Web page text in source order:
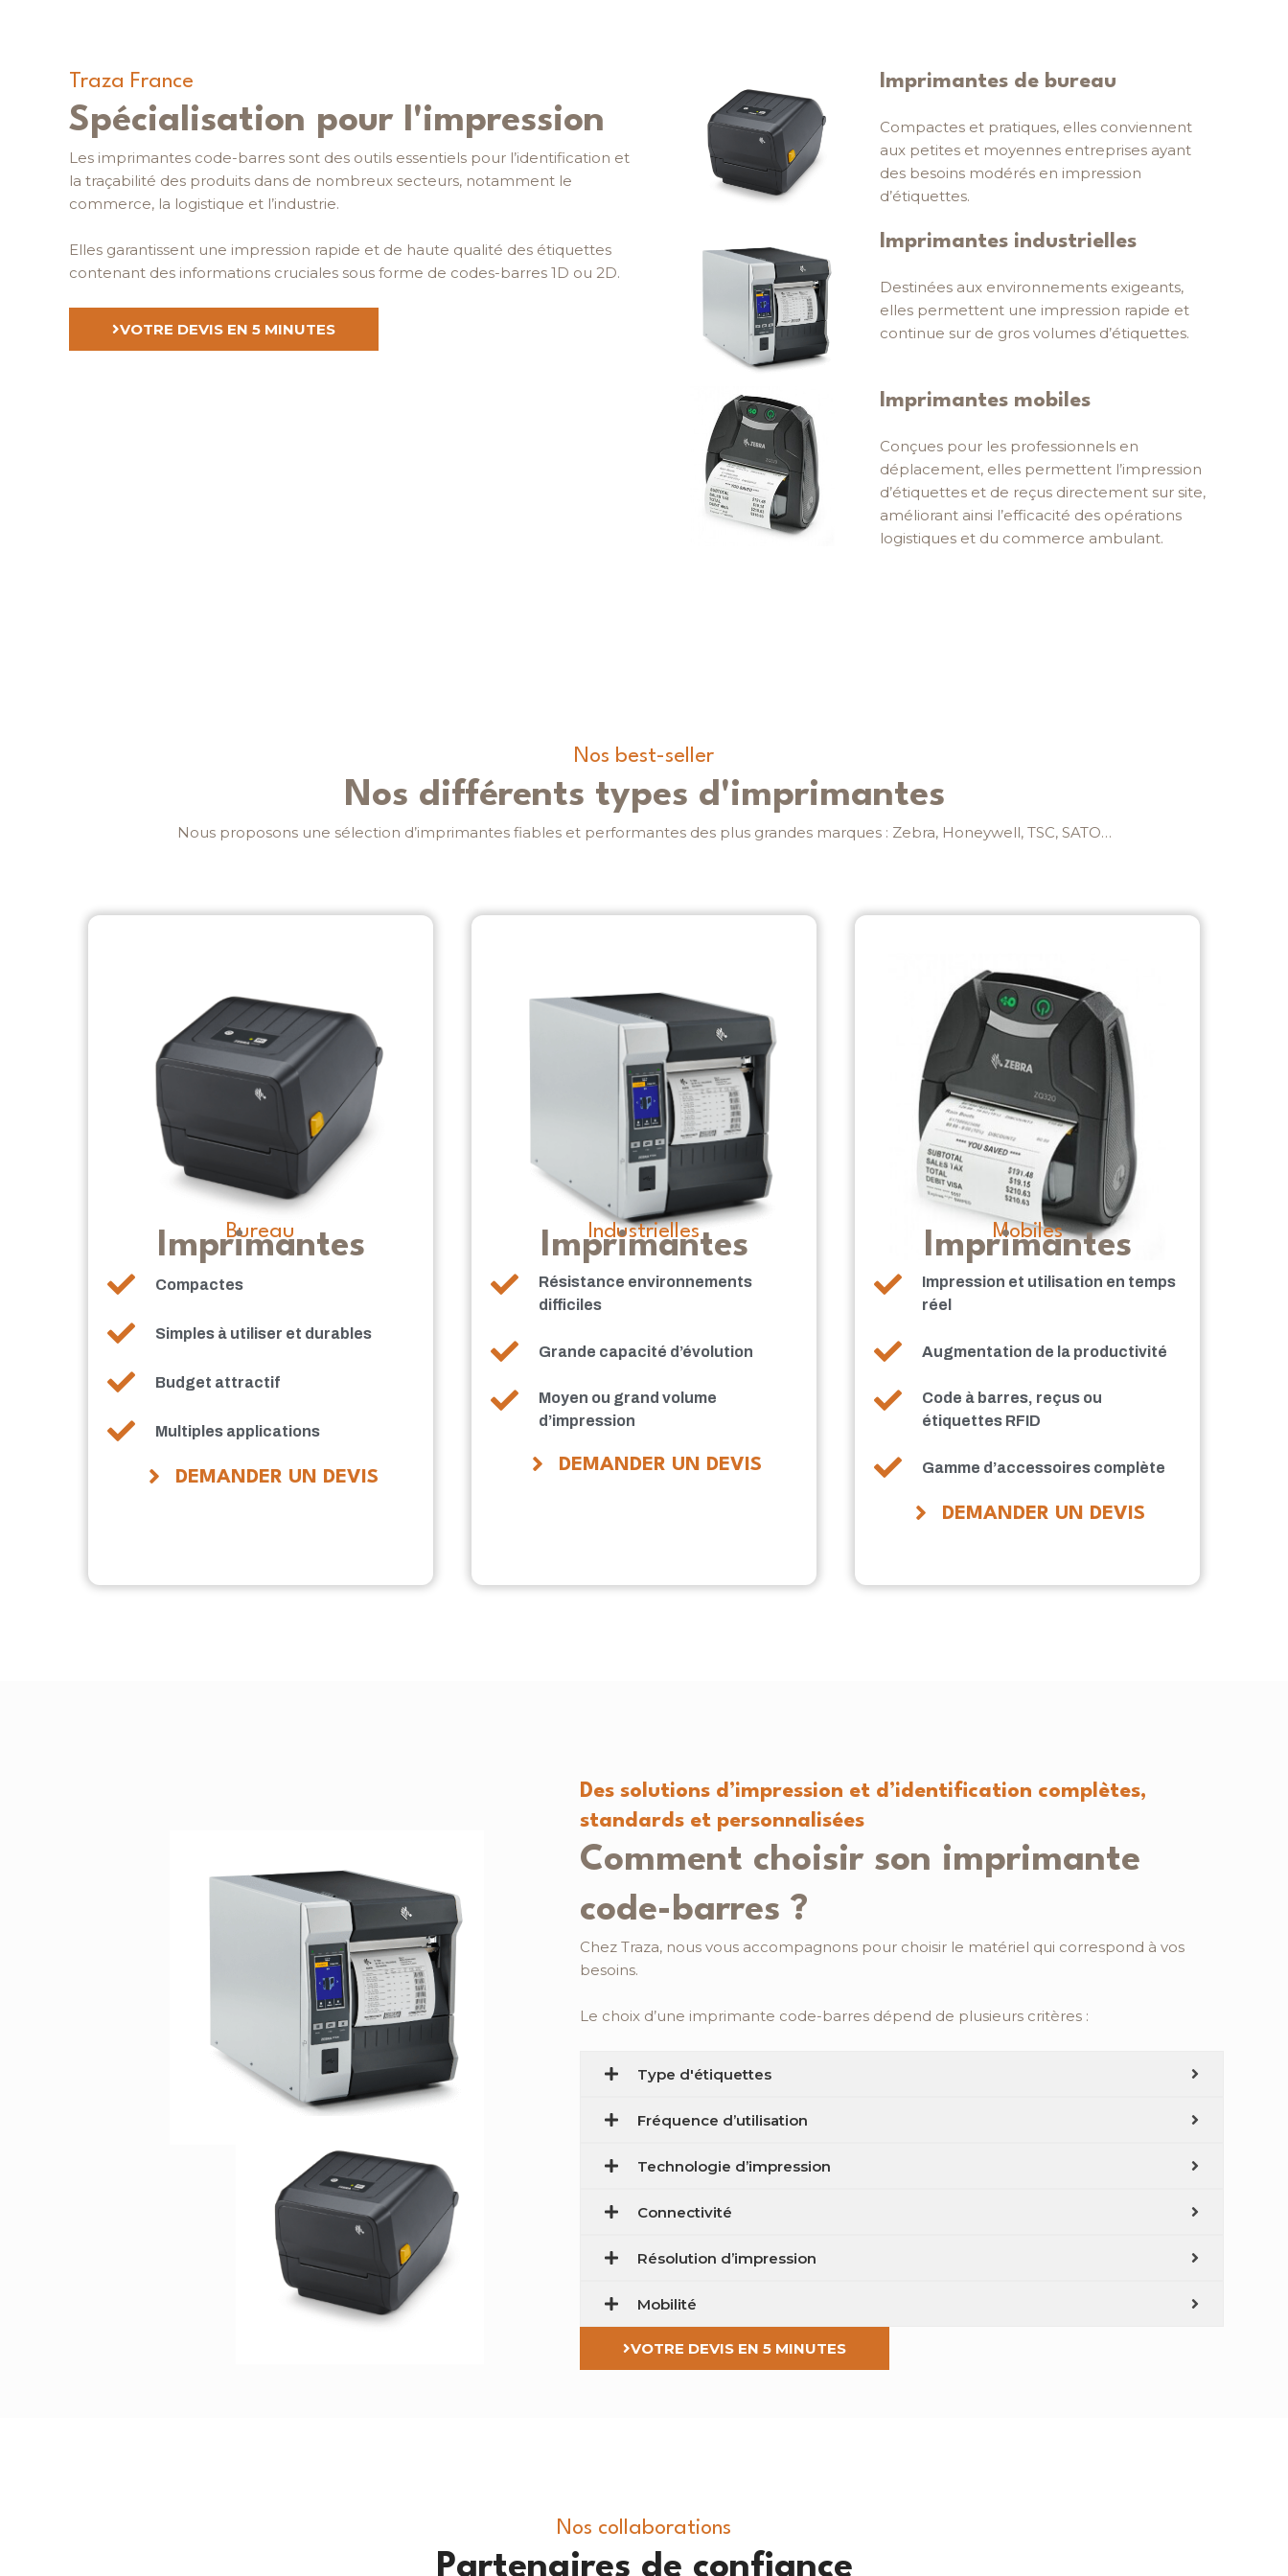
Traza France
Spécialisation pour l'impression
Les imprimantes code-barres sont des outils essentiels pour l’identification et
la traçabilité des produits dans de nombreux secteurs, notamment le
commerce, la logistique et l’industrie.
Elles garantissent une impression rapide et de haute qualité des étiquettes
contenant des informations cruciales sous forme de codes-barres 1D ou 2D.
VOTRE DEVIS EN 5 MINUTES
Imprimantes de bureau
Compactes et pratiques, elles conviennent
aux petites et moyennes entreprises ayant
des besoins modérés en impression
d’étiquettes.
Imprimantes industrielles
Destinées aux environnements exigeants,
elles permettent une impression rapide et
continue sur de gros volumes d’étiquettes.
Imprimantes mobiles
Conçues pour les professionnels en
déplacement, elles permettent l’impression
d’étiquettes et de reçus directement sur site,
améliorant ainsi l’efficacité des opérations
logistiques et du commerce ambulant.
Nos best-seller
Nos différents types d'imprimantes
Nous proposons une sélection d’imprimantes fiables et performantes des plus grandes marques : Zebra, Honeywell, TSC, SATO…
Bureau
Imprimantes
Compactes
Simples à utiliser et durables
Budget attractif
Multiples applications
DEMANDER UN DEVIS
Industrielles
Imprimantes
Résistance environnements
difficiles
Grande capacité d’évolution
Moyen ou grand volume
d’impression
DEMANDER UN DEVIS
Mobiles
Imprimantes
Impression et utilisation en temps
réel
Augmentation de la productivité
Code à barres, reçus ou
étiquettes RFID
Gamme d’accessoires complète
DEMANDER UN DEVIS
Des solutions d’impression et d’identification complètes,
standards et personnalisées
Comment choisir son imprimante
code-barres ?
Chez Traza, nous vous accompagnons pour choisir le matériel qui correspond à vos
besoins.
Le choix d’une imprimante code-barres dépend de plusieurs critères :
Type d'étiquettes
Fréquence d’utilisation
Technologie d’impression
Connectivité
Résolution d’impression
Mobilité
VOTRE DEVIS EN 5 MINUTES
Nos collaborations
Partenaires de confiance